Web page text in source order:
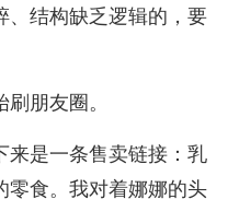
、结构缺乏逻辑的，要
朋友圈。
来是一条售卖链接：乳
零食。我对着娜娜的头